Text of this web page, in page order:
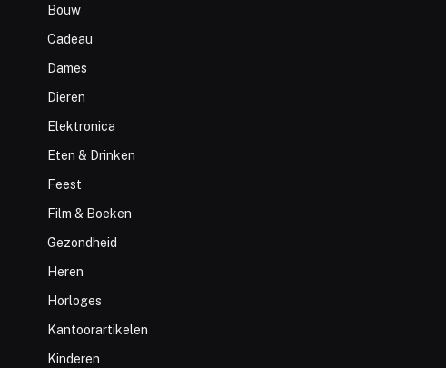
Bouw
Cadeau
Dames
Dieren
Elektronica
Eten & Drinken
Feest
Film & Boeken
Gezondheid
Heren
Horloges
Kantoorartikelen
Kinderen